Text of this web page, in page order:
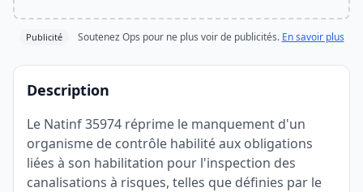
Publicité Soutenez Ops pour ne plus voir de publicités. En savoir plus
Description
Le Natinf 35974 réprime le manquement d'un
organisme de contrôle habilité aux obligations
liées à son habilitation pour l'inspection des
canalisations à risques, telles que définies par le